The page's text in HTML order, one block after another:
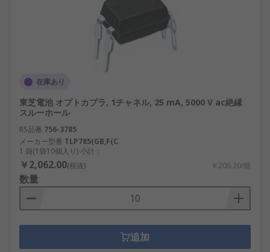
在庫あり
東芝電池 オプトカプラ, 1チャネル, 25 mA, 5000 V ac絶縁
スルーホール
RS品番 756-3785
メーカー型番 TLP785(GB,F(C
1 袋(1袋10個入り) 小計：
￥2,062.00(税抜) ￥206.20/個
数量
追加